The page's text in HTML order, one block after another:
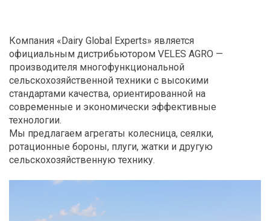
Компания «Dairy Global Experts» является
официальным дистрибьютором VELES AGRO —
производителя многофункциональной
сельскохозяйственной техники с высокими
стандартами качества, ориентированной на
современные и экономически эффективные
технологии.
Мы предлагаем агрегаты колесница, сеялки,
ротационные бороны, плуги, жатки и другую
сельскохозяйственную технику.